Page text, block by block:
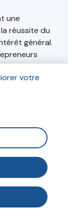
une
réussite du
général.
et Boris
ce sujet.
Malakoff.
votre